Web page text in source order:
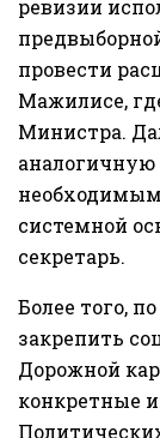
ревизии
провести
Мажилисе,
Министра.
аналогичную
необходимым
системной
секретарь.
Более того,
закрепить
Дорожной
конкретные